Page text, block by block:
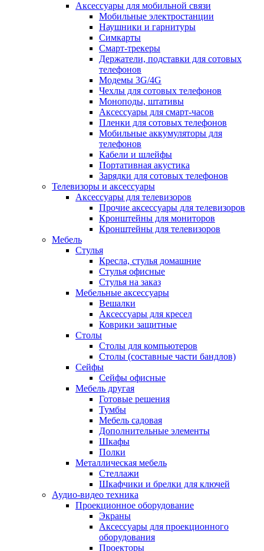
Аксессуары для мобильной связи
Мобильные электростанции
Наушники и гарнитуры
Симкарты
Смарт-трекеры
Держатели, подставки для сотовых
телефонов
Модемы 3G/4G
Чехлы для сотовых телефонов
Моноподы, штативы
Аксессуары для смарт-часов
Пленки для сотовых телефонов
Мобильные аккумуляторы для
телефонов
Кабели и шлейфы
Портативная акустика
Зарядки для сотовых телефонов
Телевизоры и аксессуары
Аксессуары для телевизоров
Прочие аксессуары для телевизоров
Кронштейны для мониторов
Кронштейны для телевизоров
Мебель
Стулья
Кресла, стулья домашние
Стулья офисные
Стулья на заказ
Мебельные аксессуары
Вешалки
Аксессуары для кресел
Коврики защитные
Столы
Столы для компьютеров
Столы (составные части бандлов)
Сейфы
Сейфы офисные
Мебель другая
Готовые решения
Тумбы
Мебель садовая
Дополнительные элементы
Шкафы
Полки
Металлическая мебель
Стеллажи
Шкафчики и брелки для ключей
Аудио-видео техника
Проекционное оборудование
Экраны
Аксессуары для проекционного
оборудования
Проекторы